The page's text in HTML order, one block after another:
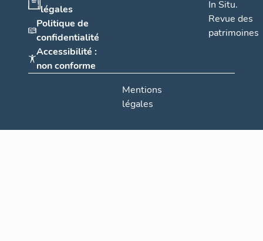
légales
Politique de
confidentialité
Accessibilité :
non conforme
In Situ.
Revue des
patrimoines
Mentions
légales